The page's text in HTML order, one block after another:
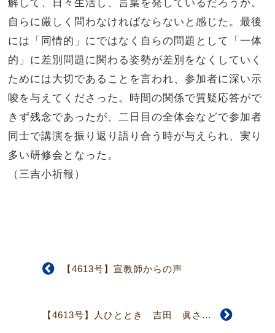
解して、日々生活し、言葉を発しているだろうか。
自らに厳しく問わなければならないと感じた。最後
には「同情的」にではなく自らの問題として「一体
的」に差別問題に関わる姿勢が差別をなくしていく
ためには大切であることを言われ、参加者に深い示
唆を与えてくださった。時間の関係で質疑応答がで
きず残念であったが、二日目の全体会などで参加者
同士で講演を振り返り語り合う時が与えられ、実り
多い研修会となった。
（三吉小祈報）
【4613号】宣教師からの声
【4613号】人ひととき 吉田 眞さん